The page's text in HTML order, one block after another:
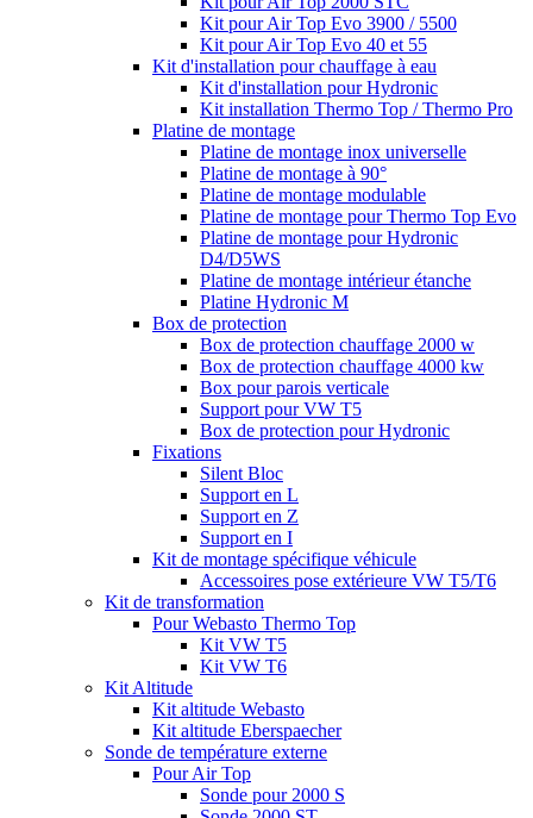
Kit pour Air Top Evo 3900 / 5500
Kit pour Air Top Evo 40 et 55
Kit d'installation pour chauffage à eau
Kit d'installation pour Hydronic
Kit installation Thermo Top / Thermo Pro
Platine de montage
Platine de montage inox universelle
Platine de montage à 90°
Platine de montage modulable
Platine de montage pour Thermo Top Evo
Platine de montage pour Hydronic
D4/D5WS
Platine de montage intérieur étanche
Platine Hydronic M
Box de protection
Box de protection chauffage 2000 w
Box de protection chauffage 4000 kw
Box pour parois verticale
Support pour VW T5
Box de protection pour Hydronic
Fixations
Silent Bloc
Support en L
Support en Z
Support en I
Kit de montage spécifique véhicule
Accessoires pose extérieure VW T5/T6
Kit de transformation
Pour Webasto Thermo Top
Kit VW T5
Kit VW T6
Kit Altitude
Kit altitude Webasto
Kit altitude Eberspaecher
Sonde de température externe
Pour Air Top
Sonde pour 2000 S